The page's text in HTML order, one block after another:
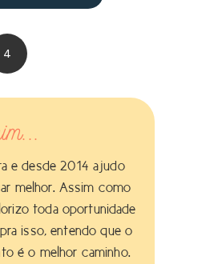
4
melhor. Assim como
toda oportunidade
isso, entendo que o
é o melhor caminho.